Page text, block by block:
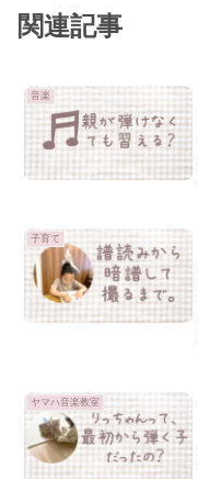
関連記事
音楽
子育て
ヤマハ音楽教室